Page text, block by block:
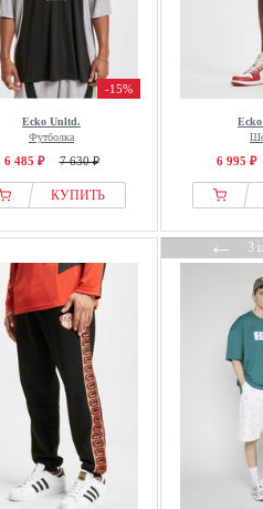
-15%
Ecko Unltd.
Футболка
6 485 ₽ 7 630 ₽
КУПИТЬ
6 995 ₽
←3